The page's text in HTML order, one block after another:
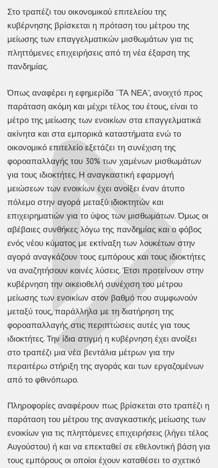
Στο τραπέζι του οικονομικού επιτελείου της
κυβέρνησης βρίσκεται η πρόταση του μέτρου της
μείωσης των επαγγελματικών μισθωμάτων για τις
πληττόμενες επιχειρήσεις από τη νέα έξαρση της
πανδημίας.
Όπως αναφέρει η εφημερίδα “ΤΑ ΝΕΑ”, ανοιχτό προς
παράταση ακόμη και μέχρι τέλος του έτους, είναι το
μέτρο της μείωσης των ενοικίων στα επαγγελματικά
ακίνητα και στα εμπορικά καταστήματα ενώ το
οικονομικό επιτελείο εξετάζει τη συνέχιση της
φοροαπαλλαγής του 30% των χαμένων μισθωμάτων
για τους ιδιοκτήτες. Η αναγκαστική εφαρμογή
μειώσεων των ενοικίων έχει ανοίξει έναν άτυπο
πόλεμο στην αγορά μεταξύ ιδιοκτητών και
επιχειρηματιών για το ύψος των μισθωμάτων. Όμως οι
αβέβαιες συνθήκες λόγω της πανδημίας και ο φόβος
ενός νέου κύματος με εκτίναξη των λουκέτων στην
αγορά αναγκάζουν τους εμπόρους και τους ιδιοκτήτες
να αναζητήσουν κοινές λύσεις. Έτσι προτείνουν στην
κυβέρνηση την οικειοθελή συνέχιση του μέτρου
μείωσης των ενοικίων στον βαθμό που συμφωνούν
μεταξύ τους, παράλληλα με τη διατήρηση της
φοροαπαλλαγής στις περιπτώσεις αυτές για τους
ιδιοκτήτες. Την ίδια στιγμή η κυβέρνηση έχει ανοίξει
στο τραπέζι μια νέα βεντάλια μέτρων για την
περαιτέρω στήριξη της αγοράς και των εργαζομένων
από το φθινόπωρο.
Πληροφορίες αναφέρουν πως βρίσκεται στο τραπέζι η
παράταση του μέτρου της αναγκαστικής μείωσης των
ενοικίων για τις πληττόμενες επιχειρήσεις (λήγει τέλος
Αυγούστου) ή και να επεκταθεί σε εθελοντική βάση για
τους εμπόρους οι οποίοι έχουν καταθέσει το σχετικό